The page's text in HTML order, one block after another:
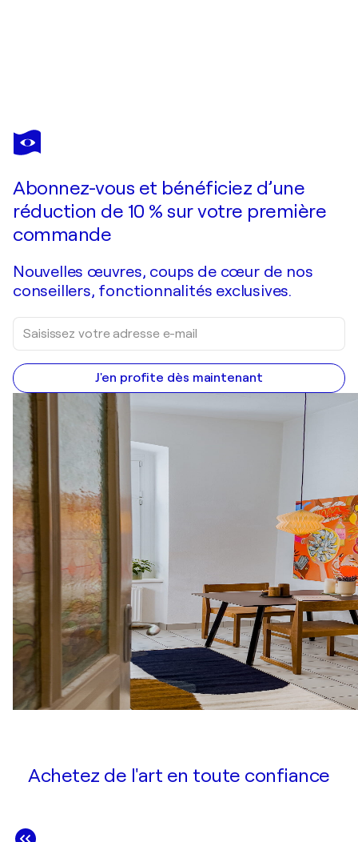
SIEGBERT HAHN
Die Macht des Steines
Abonnez-vous et bénéficiez d’une
réduction de 10 % sur votre première
commande
Nouvelles œuvres, coups de cœur de nos
conseillers, fonctionnalités exclusives.
J'en profite dès maintenant
Achetez de l'art en toute confiance